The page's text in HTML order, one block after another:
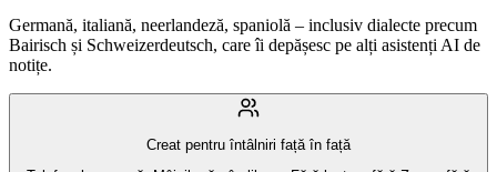
Germană, italiană, neerlandeză, spaniolă – inclusiv dialecte precum
Bairisch și Schweizerdeutsch, care îi depășesc pe alți asistenți AI de
notițe.
Creat pentru întâlniri față în față